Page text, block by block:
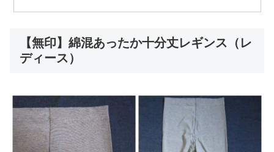
【無印】綿混あったか十分丈レギンス（レ
ディース）